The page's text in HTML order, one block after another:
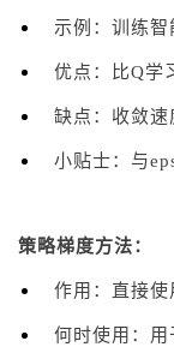
示例：训练智
优点：比Q学
缺点：收敛速
小贴士：与
策略梯度方法：
作用：直接使
何时使用：用